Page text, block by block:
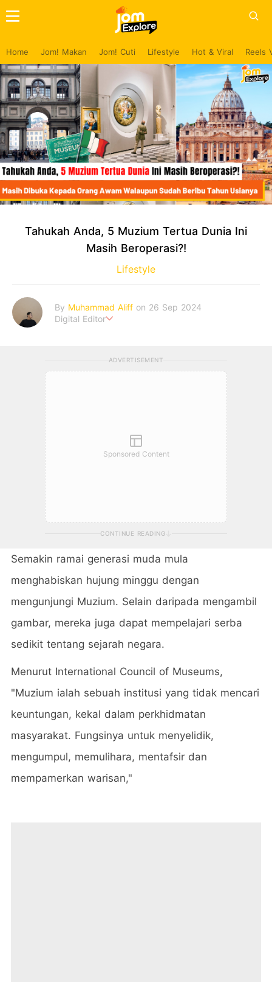
Home Jom! Makan Jom! Cuti Lifestyle Hot & Viral Reels
Tahukah Anda, 5 Muzium Tertua Dunia Ini
Masih Beroperasi?!
Lifestyle
By Muhammad Aliff on 26 Sep 2024
Digital Editor
ADVERTISEMENT
Sponsored Content
CONTINUE READING
Semakin ramai generasi muda mula
menghabiskan hujung minggu dengan
mengunjungi Muzium. Selain daripada mengambil
gambar, mereka juga dapat mempelajari serba
sedikit tentang sejarah negara.
Menurut International Council of Museums,
"Muzium ialah sebuah institusi yang tidak mencari
keuntungan, kekal dalam perkhidmatan
masyarakat. Fungsinya untuk menyelidik,
mengumpul, memulihara, mentafsir dan
mempamerkan warisan,"